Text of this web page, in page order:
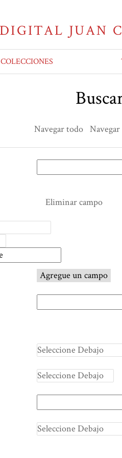
COLECCIONES
Navegar todo
Eliminar campo
Agregue un campo